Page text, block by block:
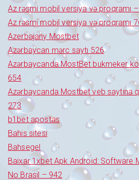
Az rəsmi mobil versiya və proqramı
Az rəsmi mobil versiya və proqramı
Azerbajany Mostbet
Azərbaycan mərc saytı 526
Azərbaycanda MostBet bukmeker
654
Azərbaycanda Mostbet veb saytına
273
b1bet apostas
Bahis sitesi
Bahsegel
Baixar 1xbet Apk Android: Software
No Brasil – 942